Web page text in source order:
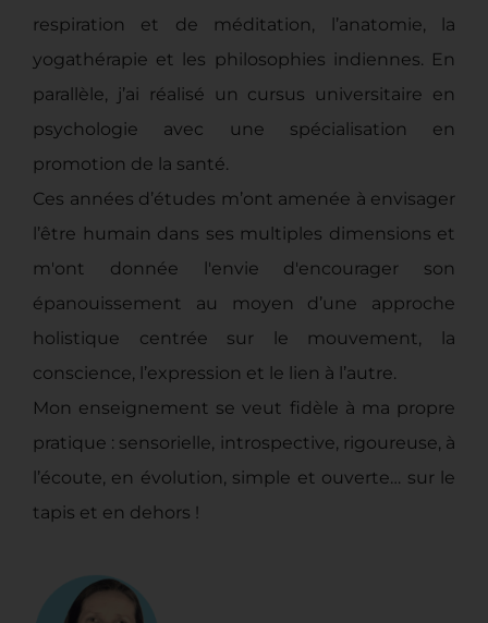
respiration et de méditation, l’anatomie, la
yogathérapie et les philosophies indiennes. En
parallèle, j’ai réalisé un cursus universitaire en
psychologie avec une spécialisation en
promotion de la santé.
Ces années d’études m’ont amenée à envisager
l’être humain dans ses multiples dimensions et
m'ont donnée l'envie d'encourager son
épanouissement au moyen d’une approche
holistique centrée sur le mouvement, la
conscience, l’expression et le lien à l’autre.
Mon enseignement se veut fidèle à ma propre
pratique : sensorielle, introspective, rigoureuse, à
l’écoute, en évolution, simple et ouverte… sur le
tapis et en dehors !